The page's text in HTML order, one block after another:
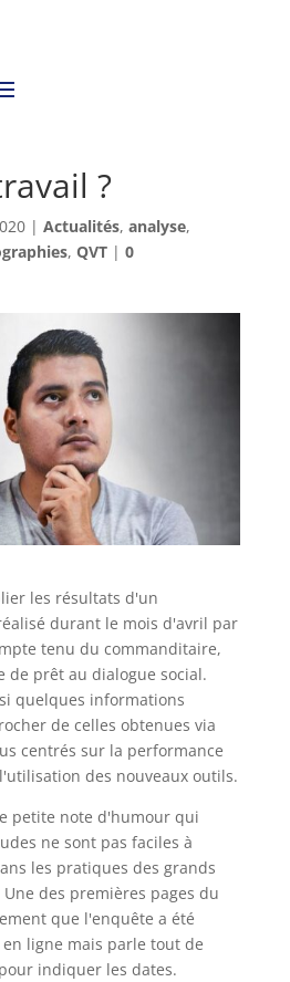
?
| Actualités, analyse,
, QVT| 0
les résultats d'un
durant le mois d'avril par
tenu du commanditaire,
de prêt au dialogue social.
quelques informations
de celles obtenues via
centrés sur la performance
des nouveaux outils.
petite note d'humour qui
ne sont pas faciles à
les pratiques des grands
des premières pages du
que l'enquête a été
ligne mais parle tout de
indiquer les dates.